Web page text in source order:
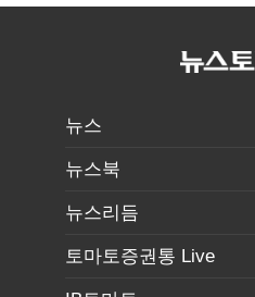
"즉각 중단 촉구"
건드렸다
뉴스
뉴스북
뉴스리듬
토마토증권통 Live